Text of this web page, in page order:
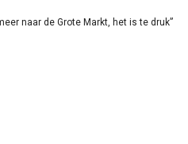
naar de Grote Markt, het is te druk”